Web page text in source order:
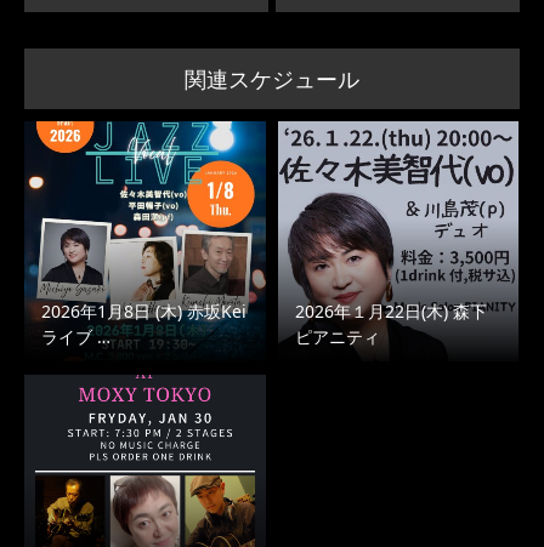
関連スケジュール
2026年1月8日 (木) 赤坂Kei
ライブ …
2026年１月22日(木) 森下
ピアニティ